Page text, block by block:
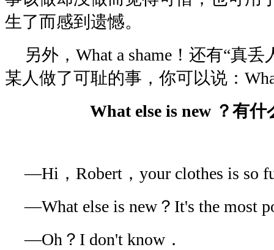
生了而感到遗憾。
另外，What a shame！还有“真
某人做了可耻的事，你可以说：
What else is new ？有
—Hi，Robert，your clothes is so
—What else is new？It's the most
—Oh？I don't know．